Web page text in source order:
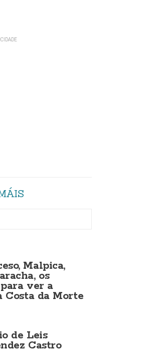
Malpica,
os
ver a
Costa da Morte
de Leis
Castro